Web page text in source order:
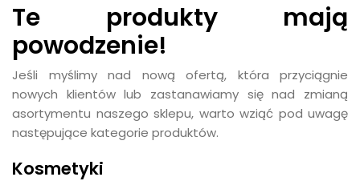
Te produkty mają
powodzenie!
Jeśli myślimy nad nową ofertą, która przyciągnie
nowych klientów lub zastanawiamy się nad zmianą
asortymentu naszego sklepu, warto wziąć pod uwagę
następujące kategorie produktów.
Kosmetyki